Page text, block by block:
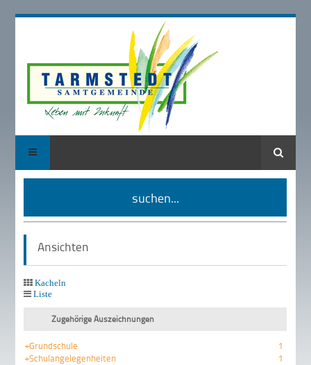
Suche
suchen...
Ansichten
Kacheln
Liste
Zugehörige Auszeichnungen
+Grundschule
1
+Schulangelegenheiten
1